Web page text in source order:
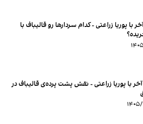
با پوریا زراعتی - کدام سردارها رو قالیباف با
۴/۵
با پوریا زراعتی - نقش پشت پرده‌ی قالیباف در
۳/۲۹